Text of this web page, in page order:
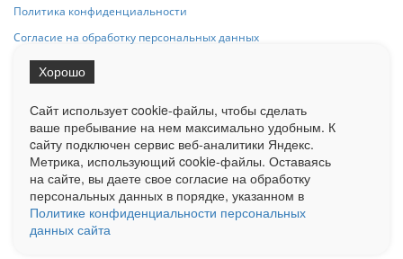
Политика конфиденциальности
Согласие на обработку персональных данных
на Сетевое издание «ОрелТаймс» обязательна.
Ограниченная статистика посещаемости доступна на сайте
Liveinternet.ru . Подробная статистика для рекламодателей по запросу
у менеджера.
Реклама Документы О нас Контакты
Сайт использует cookie-файлы, чтобы сделать
ваше пребывание на нем максимально удобным. К
cайту подключен сервис веб-аналитики Яндекс.
Метрика, использующий cookie-файлы. Оставаясь
на сайте, вы даете свое согласие на обработку
персональных данных в порядке, указанном в
Политике конфиденциальности персональных
данных сайта
Хорошо